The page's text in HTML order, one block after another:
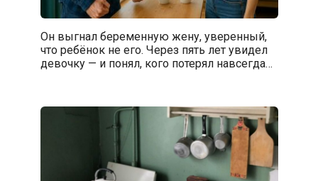
Он выгнал беременную жену, уверенный,
что ребёнок не его. Через пять лет увидел
девочку — и понял, кого потерял навсегда…